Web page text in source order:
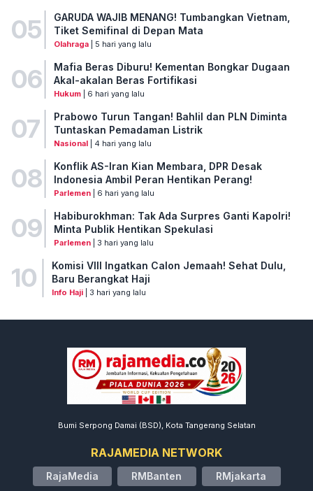
05
GARUDA WAJIB MENANG! Tumbangkan Vietnam,
Tiket Semifinal di Depan Mata
Olahraga| 5 hari yang lalu
06
Mafia Beras Diburu! Kementan Bongkar Dugaan
Akal-akalan Beras Fortifikasi
Hukum| 6 hari yang lalu
07
Prabowo Turun Tangan! Bahlil dan PLN Diminta
Tuntaskan Pemadaman Listrik
Nasional| 4 hari yang lalu
08
Konflik AS-Iran Kian Membara, DPR Desak
Indonesia Ambil Peran Hentikan Perang!
Parlemen| 6 hari yang lalu
09
Habiburokhman: Tak Ada Surpres Ganti Kapolri!
Minta Publik Hentikan Spekulasi
Parlemen| 3 hari yang lalu
10
Komisi VIII Ingatkan Calon Jemaah! Sehat Dulu,
Baru Berangkat Haji
Info Haji| 3 hari yang lalu
Bumi Serpong Damai (BSD), Kota Tangerang Selatan
RAJAMEDIA NETWORK
RajaMedia RMBanten RMjakarta